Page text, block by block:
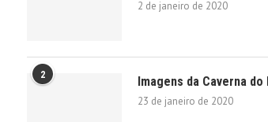
2 de janeiro de 2020
2 Imagens da Caverna do
23 de janeiro de 2020